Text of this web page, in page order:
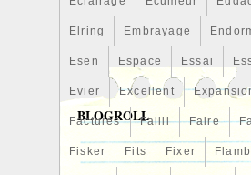
Elring Embrayage
Esen Espace Essai
Evier Excellent
Factures Failli Faire
Fisker Fits Fixer
BLOGROLL